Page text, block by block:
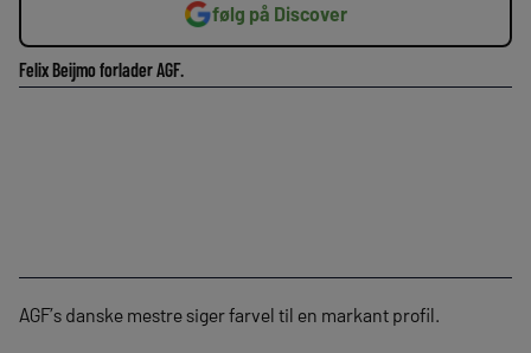
følg på Discover
Felix Beijmo forlader AGF.
AGF’s danske mestre siger farvel til en markant profil.